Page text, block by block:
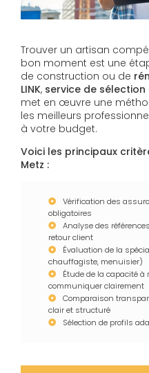
Trouver un artisan
bon moment est une
de construction ou de
LINK, service de sélection
met en œuvre une
les meilleurs
à votre budget.
Voici les principaux
Metz :
Vérification des
obligatoires
Analyse des
retour client
Évaluation de la
chauffagiste, menuisier)
Étude de la capacité à
communiquer clairement
Comparaison
clair et structuré
Sélection de profils